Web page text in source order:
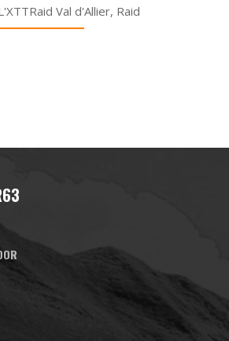
Val d'Allier, Raid